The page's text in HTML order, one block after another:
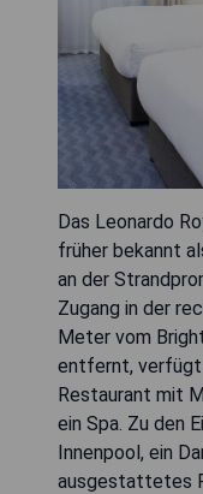
Das Leonardo
früher bekannt
an der
Zugang in der
Meter vom
entfernt, verfügt
Restaurant mit
ein Spa. Zu den
Innenpool, ein
ausgestattetes